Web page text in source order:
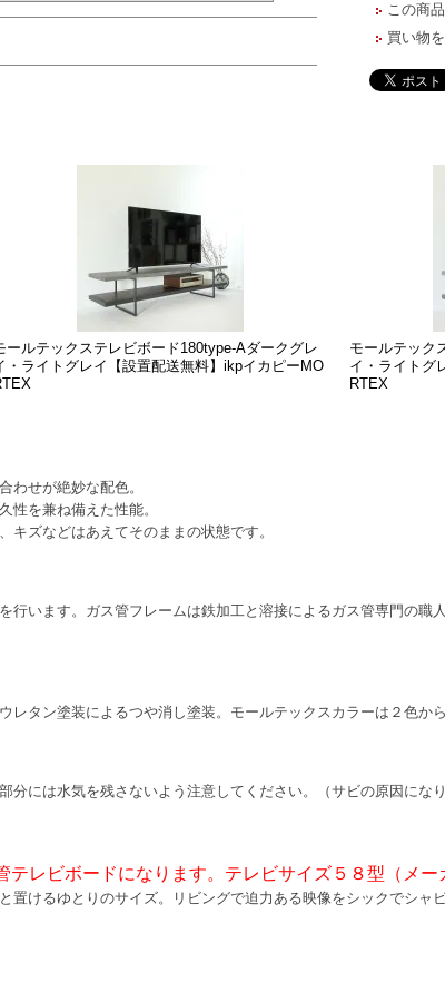
この商
買い物
ールテックステレビボード180type-Aダークグレ
・ライトグレイ【設置配送無料】ikpイカピーMO
モールテック
イ・ライトグ
RTEX
わせが絶妙な配色。
性を兼ね備えた性能。
ズなどはあえてそのままの状態です。
行います。ガス管フレームは鉄加工と溶接によるガス管専門の職
タン塗装によるつや消し塗装。モールテックスカラーは２色か
には水気を残さないよう注意してください。（サビの原因になり
レビボードになります。テレビサイズ５８型（メー
置けるゆとりのサイズ。リビングで迫力ある映像をシックでシャ